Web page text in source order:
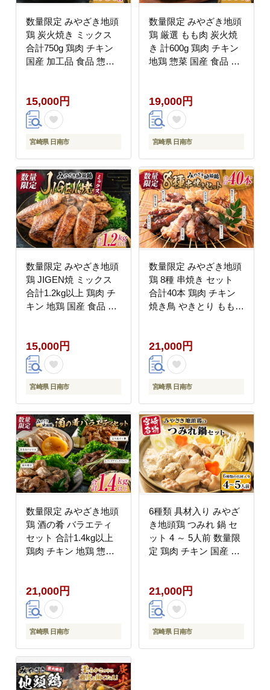
数量限定 みやざき地頭
鶏 炭火焼き ミックス
合計750g 鶏肉 チキン
国産 加工品 食品 惣菜
空パック 小分け 宮崎名
物 ブランド 簡単調理
晩ご飯 人気 おすすめ
お取り寄せ グルメ 宮崎
なまる和農場_C122-24
15,000円
宮崎県 日南市
数量限定 みやざき地頭
鶏 厳選 もも肉 炭火焼
き 計600g 鶏肉 チキン
地鶏 惣菜 国産 食品 お
単調理 真空パック 小分
け おすそ分け お取り寄
せ グルメ BBQ バーベ
キュー おすすめ 冷凍
はなまる和農場_CD59-
24
19,000円
宮崎県 日南市
数量限定 みやざき地頭
鶏 JIGEN焼 ミックス
合計1.2kg以上 鶏肉 チ
キン 地鶏 国産 食品 ブ
手羽元 おつまみ おかず
晩ご飯 小分け 真空パッ
ク おすすめ お取り寄せ
グルメ おすそ分け 宮崎
なまる和農場_C121-24
15,000円
宮崎県 日南市
数量限定 みやざき地頭
鶏 8種 串焼き セット
合計40本 鶏肉 チキン
焼き鳥 やきとり もも串
BBQ おかず おつまみ
お弁当 冷凍 たれ 塩 人
気 おすすめ 簡単調理
記念日 お取り寄せ グル
無料 はなまる和農場
_DA22-23
21,000円
宮崎県 日南市
数量限定 みやざき地頭
鶏 酒の肴 バラエティ
セット 合計1.4kg以上
鶏肉 チキン 地鶏 惣菜
おつまみ おかず 弁当
ブランド鶏 真空パック
小分け 詰め合わせ お取
り寄せ グルメ おすすめ
はなまる和農場_DA23-
23
21,000円
宮崎県 日南市
6種類 具材入り みやざ
き地頭鶏 つみれ 鍋 セ
ット 4 ～ 5人前 数量限
定 鶏肉 チキン 国産 食
鍋つゆ ブランド鶏 ご褒
美 真空冷凍 おすすめ
贈り物 ギフト プレゼン
ト お取り寄せ グルメ
21,000円
宮崎県 日南市